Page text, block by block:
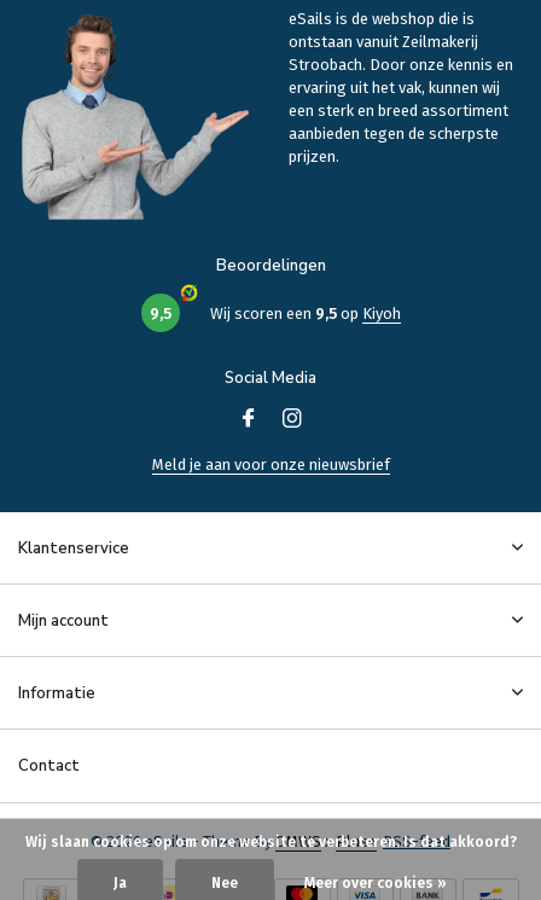
eSails is de webshop die is
ontstaan vanuit Zeilmakerij
Stroobach. Door onze kennis en
ervaring uit het vak, kunnen wij
een sterk en breed assortiment
aanbieden tegen de scherpste
prijzen.
Beoordelingen
9,5 Wij scoren een 9,5op Kiyoh
Social Media
Meld je aan voor onze nieuwsbrief
Klantenservice
Mijn account
Informatie
Contact
© 2026 eSails - Theme ByDMWSxPlus+ RSS-feed
Wij slaan cookies op om onze website te verbeteren. Is dat akkoord?
Ja Nee Meer over cookies »